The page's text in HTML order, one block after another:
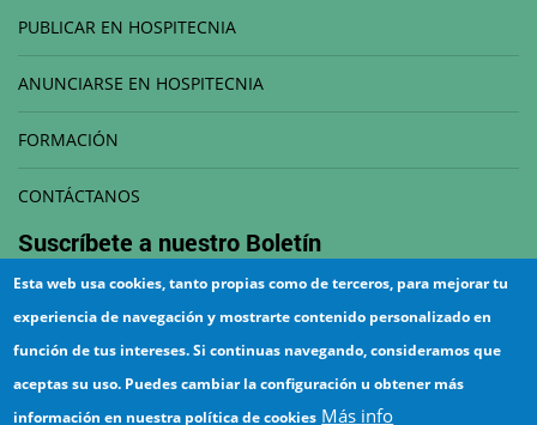
PUBLICAR EN HOSPITECNIA
ANUNCIARSE EN HOSPITECNIA
FORMACIÓN
CONTÁCTANOS
Suscríbete a nuestro Boletín
Esta web usa cookies, tanto propias como de terceros, para mejorar tu
experiencia de navegación y mostrarte contenido personalizado en
función de tus intereses. Si continuas navegando, consideramos que
aceptas su uso. Puedes cambiar la configuración u obtener más
información en nuestra política de cookies Más info